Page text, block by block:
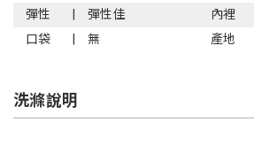
彈性
彈性佳 內裡
口袋
無 產地
洗滌說明